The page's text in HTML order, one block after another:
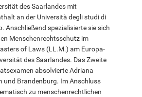
des Saarlandes mit
an der Università degli studi di
Anschließend spezialisierte sie sich
Menschenrechtsschutz im
of Laws (LL.M.) am Europa-
des Saarlandes. Das Zweite
absolvierte Adriana
und Brandenburg. Im Anschluss
zu menschenrechtlichen